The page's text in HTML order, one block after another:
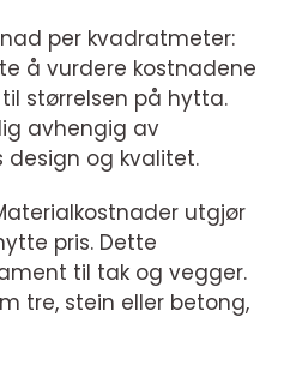
per kvadratmeter:
å vurdere kostnadene
størrelsen på hytta.
avhengig av
og kvalitet.
utgjør
pris. Dette
til tak og vegger.
tre, stein eller betong,